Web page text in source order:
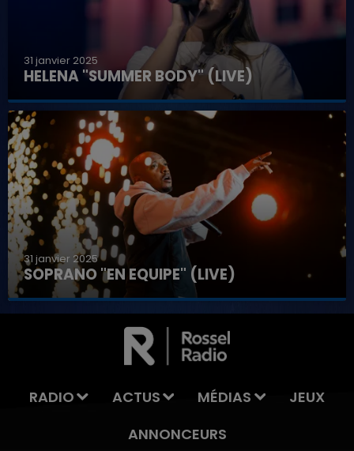
LA TEAM DE L'ÉTÉ
31 janvier 2025
HELENA "SUMMER BODY" (LIVE)
31 janvier 2025
SOPRANO "EN EQUIPE" (LIVE)
RADIO ACTUS MÉDIAS
JEUX
ANNONCEURS